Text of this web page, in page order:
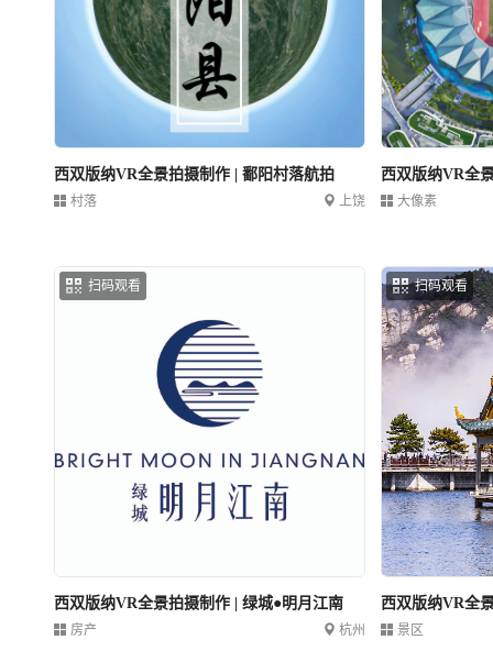
西双版纳VR全景拍摄制作 | 鄱阳村落航拍
村落 上饶
西双版纳VR全
大像素
扫码观看
西双版纳VR全景拍摄制作 | 绿城●明月江南
房产 杭州
扫码观看
西双版纳VR全
景区